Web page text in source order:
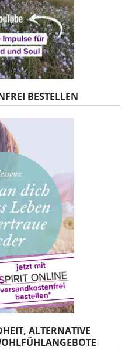
BESTELLEN
ALTERNATIVE